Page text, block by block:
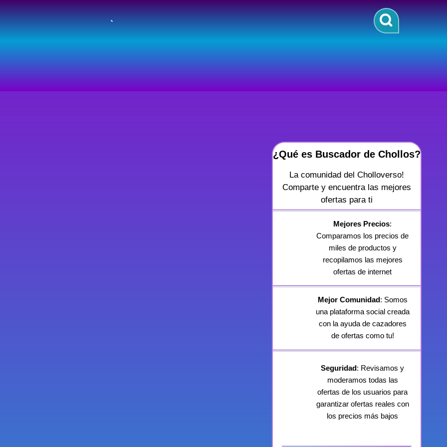
¿Qué es Buscador de Chollos?
La comunidad del Cholloverso!
Comparte y encuentra las mejores
ofertas para ti
Mejores Precios:
Comparamos los precios de
miles de productos y
recopilamos las mejores
ofertas de internet
Mejor Comunidad: Somos
una plataforma social creada
con la ayuda de cazadores
de ofertas como tu!
Seguridad: Revisamos y
moderamos todas las
ofertas de los usuarios para
garantizar ofertas reales con
los precios más bajos